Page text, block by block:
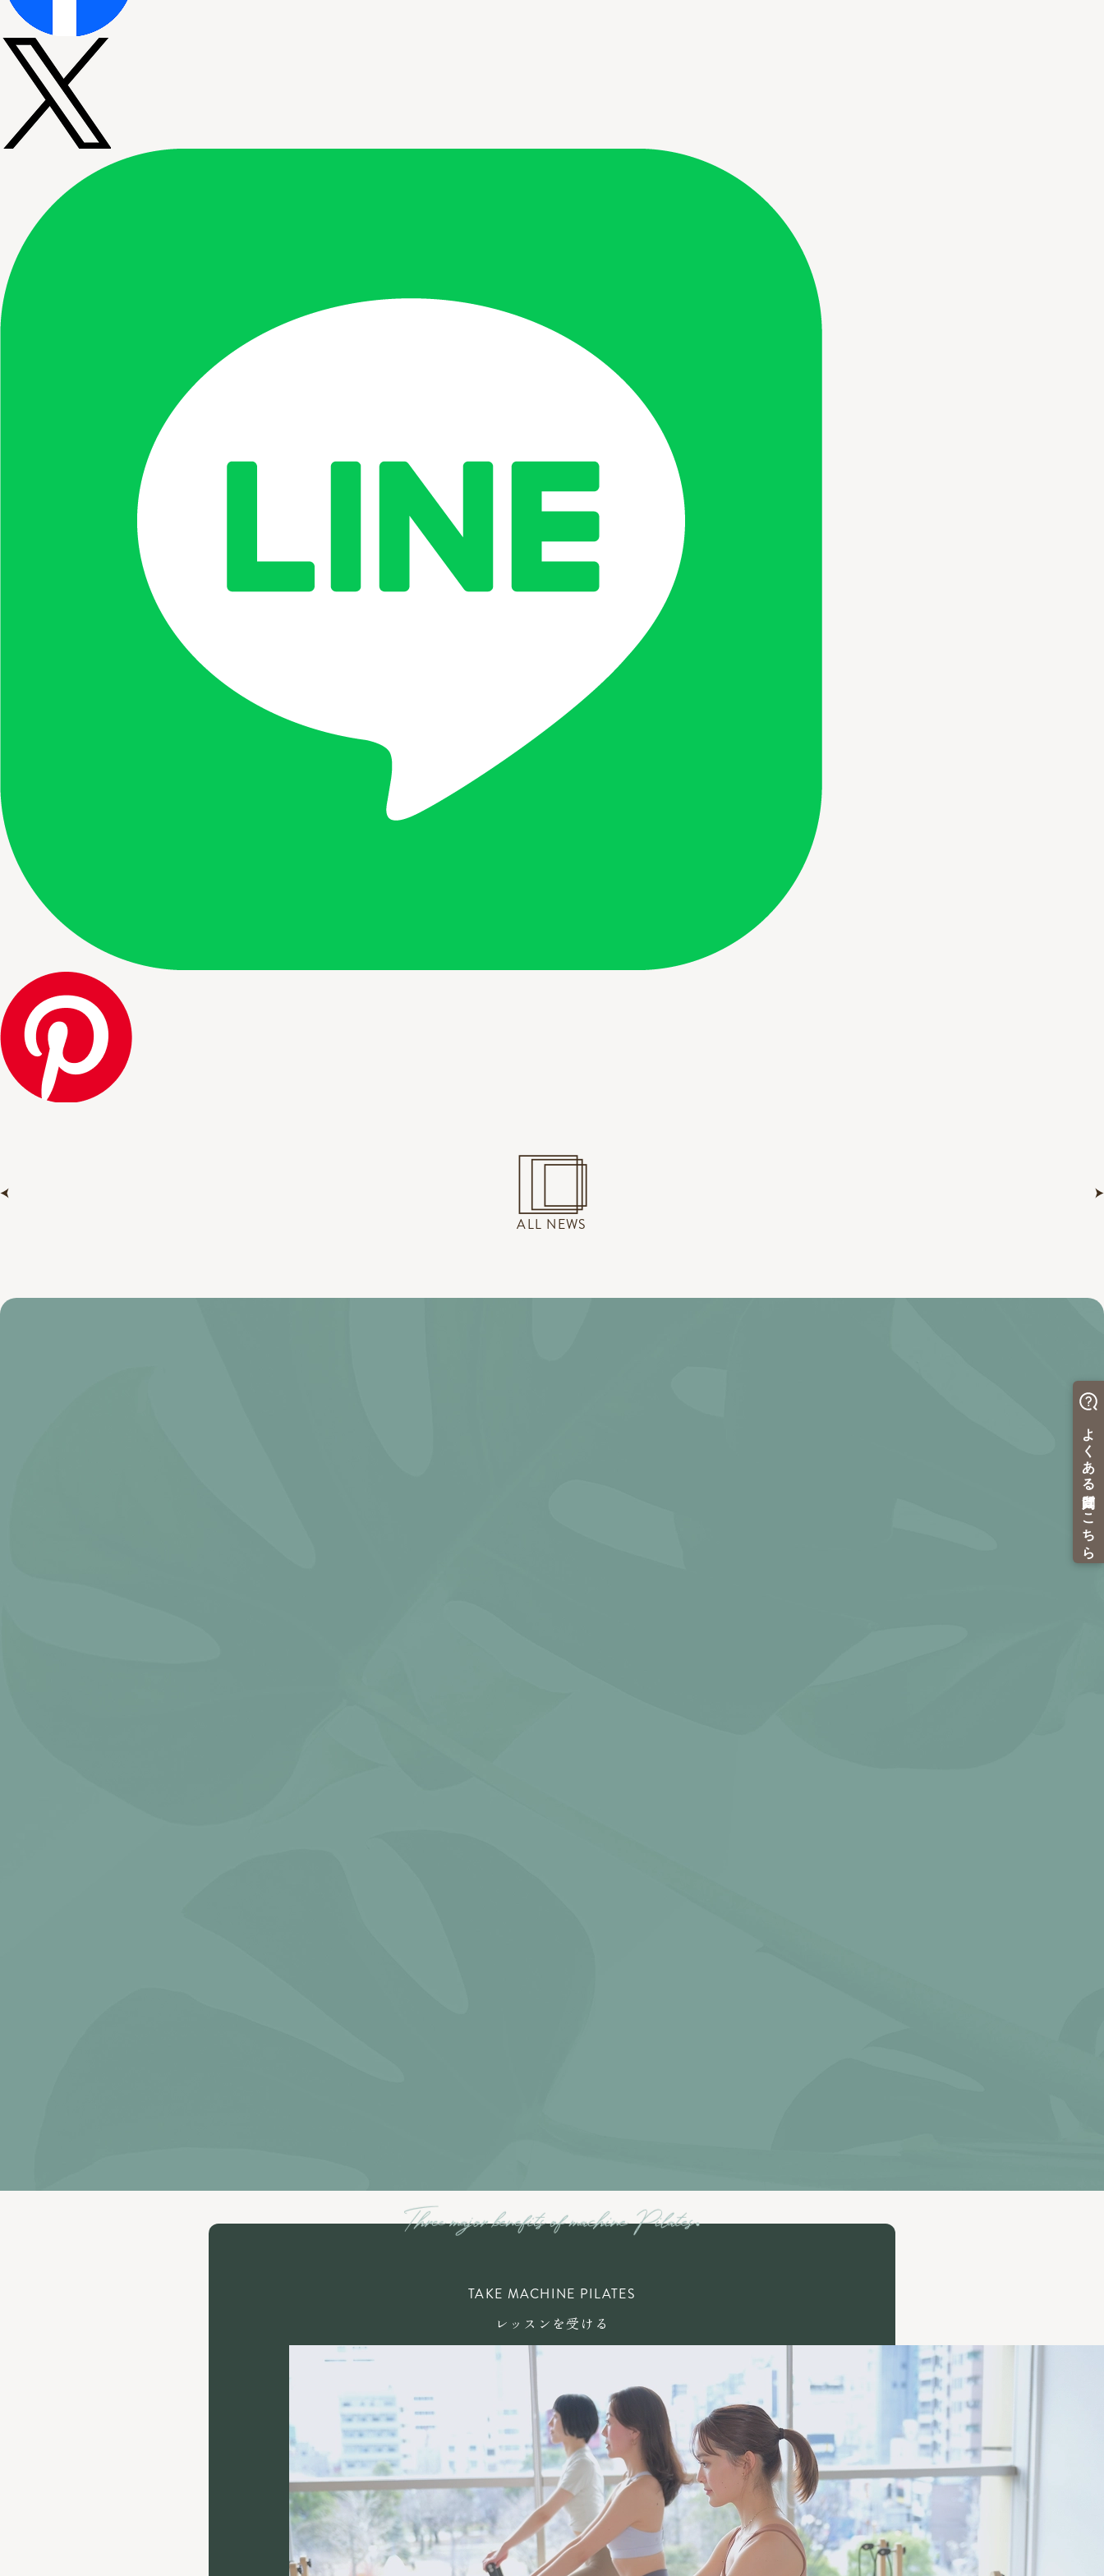
ALL NEWS
TAKE MACHINE PILATES
レッスンを受ける